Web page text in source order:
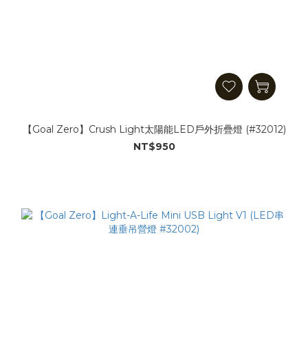
【Goal Zero】Crush Light太陽能LED戶外折疊燈 (#32012)
NT$950